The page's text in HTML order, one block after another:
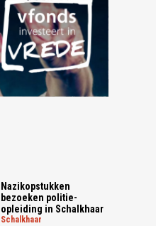
Nazikopstukken
bezoeken politie-
opleiding in Schalkhaar
schalkhaar